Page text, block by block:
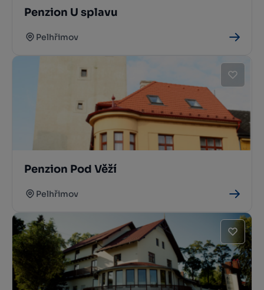
Penzion U splavu
Pelhřimov
Penzion Pod Věží
Pelhřimov